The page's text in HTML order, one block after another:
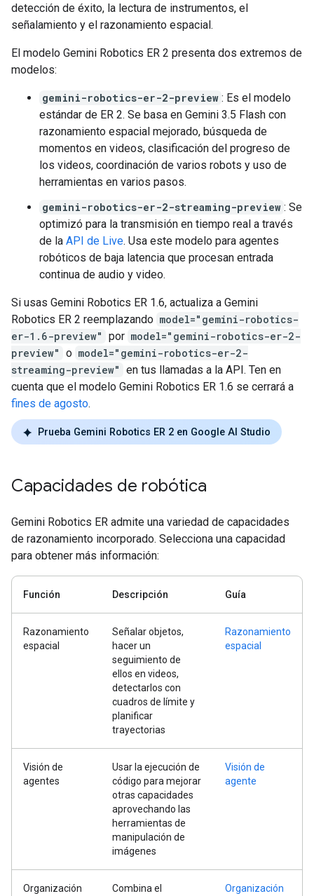
detección de éxito, la lectura de instrumentos, el
señalamiento y el razonamiento espacial.
El modelo Gemini Robotics ER 2 presenta dos extremos de
modelos:
gemini-robotics-er-2-preview : Es el modelo
estándar de ER 2. Se basa en Gemini 3.5 Flash con
razonamiento espacial mejorado, búsqueda de
momentos en videos, clasificación del progreso de
los videos, coordinación de varios robots y uso de
herramientas en varios pasos.
gemini-robotics-er-2-streaming-preview : Se
optimizó para la transmisión en tiempo real a través
de la API de Live. Usa este modelo para agentes
robóticos de baja latencia que procesan entrada
continua de audio y video.
Si usas Gemini Robotics ER 1.6, actualiza a Gemini
Robotics ER 2 reemplazando model="gemini-robotics-
er-1.6-preview" por model="gemini-robotics-er-2-
preview" o model="gemini-robotics-er-2-
streaming-preview" en tus llamadas a la API. Ten en
cuenta que el modelo Gemini Robotics ER 1.6 se cerrará a
fines de agosto.
Prueba Gemini Robotics ER 2 en Google AI Studio
Capacidades de robótica
Gemini Robotics ER admite una variedad de capacidades
de razonamiento incorporado. Selecciona una capacidad
para obtener más información:
Función Descripción Guía
Razonamiento
espacial
Señalar objetos,
hacer un
seguimiento de
ellos en videos,
detectarlos con
cuadros de límite y
planificar
trayectorias
Razonamiento
espacial
Visión de
agentes
Usar la ejecución de
código para mejorar
otras capacidades
aprovechando las
herramientas de
manipulación de
imágenes
Visión de
agente
Organización
Combina el
Organización